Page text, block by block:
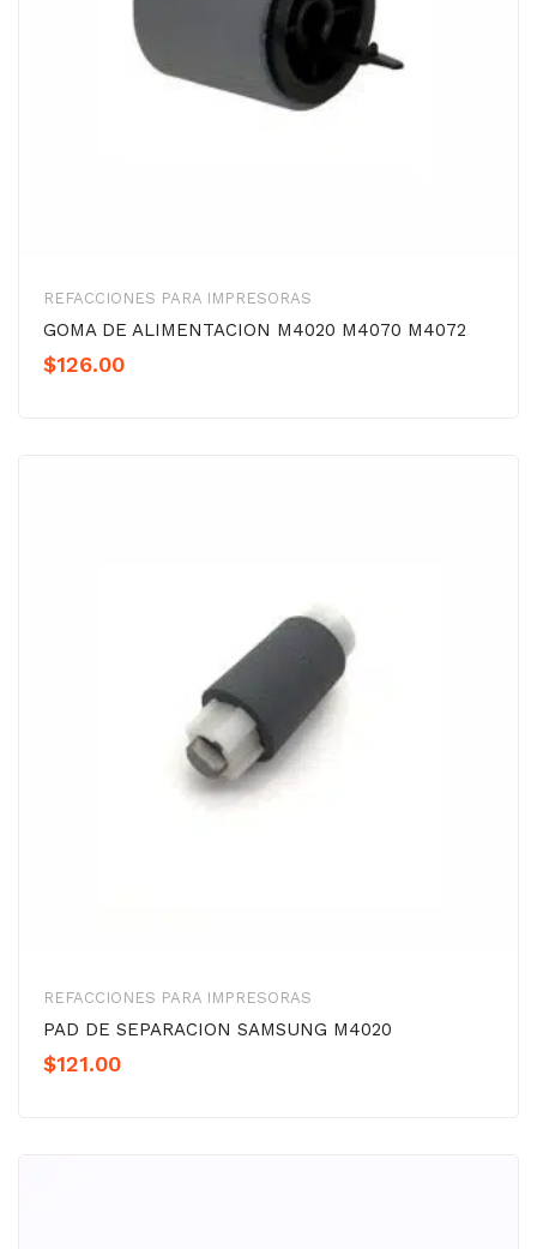
REFACCIONES PARA IMPRESORAS
GOMA DE ALIMENTACION M4020 M4070 M4072
$126.00
REFACCIONES PARA IMPRESORAS
PAD DE SEPARACION SAMSUNG M4020
$121.00